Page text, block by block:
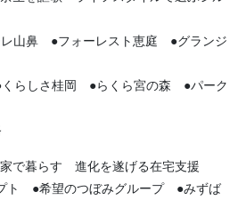
レ山鼻 ●フォーレスト恵庭 ●グランジ
らしさ桂岡 ●らくら宮の森 ●パーク
で暮らす 進化を遂げる在宅支援
ト ●希望のつぼみグループ ●みずば